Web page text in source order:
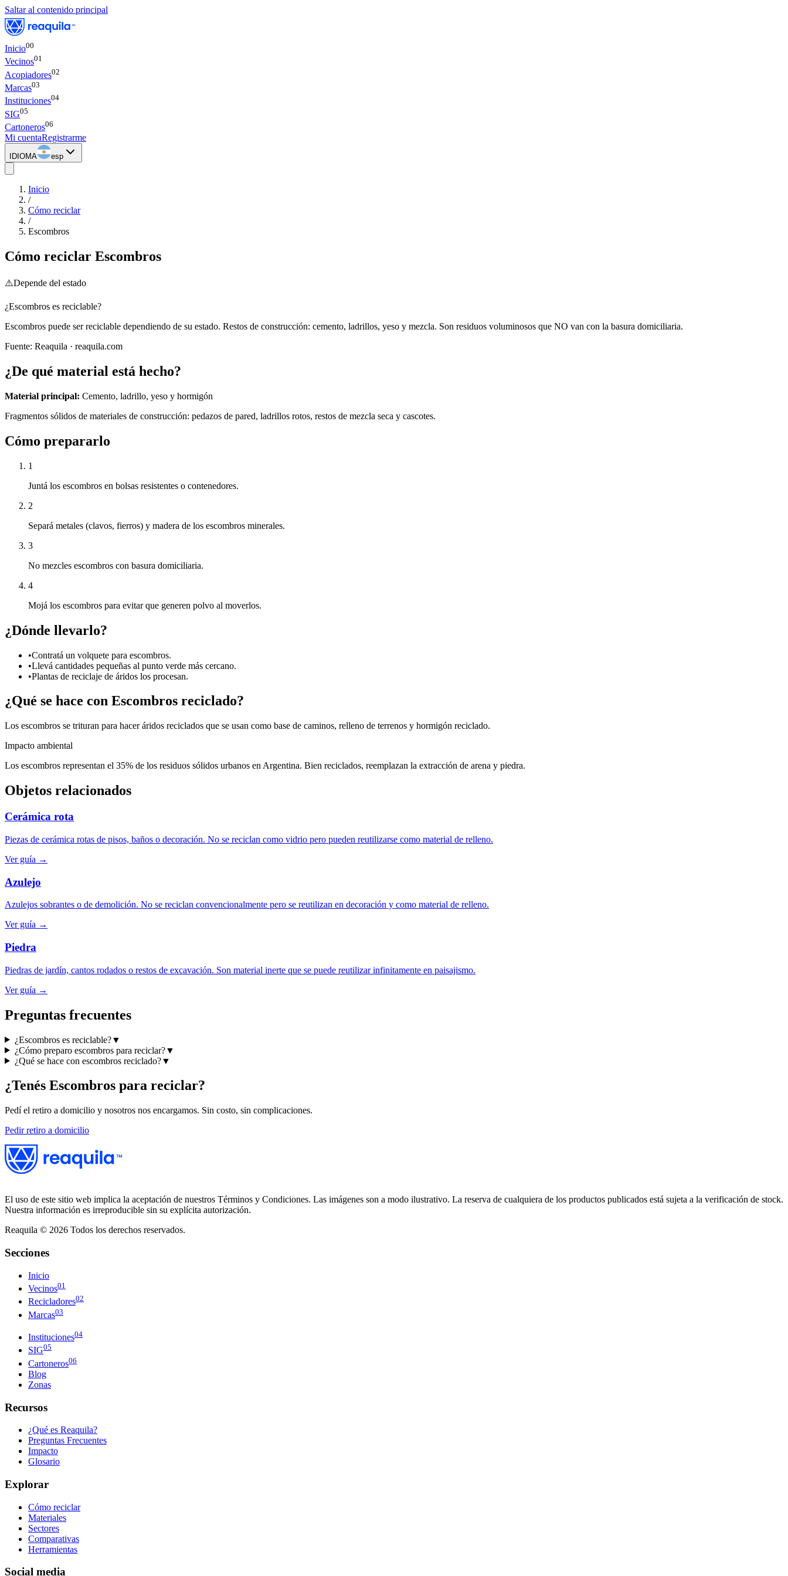
Saltar al contenido principal
Inicio00
Vecinos01
Acopiadores02
Marcas03
Instituciones04
SIG05
Cartoneros06
Mi cuentaRegistrarme
IDIOMA esp
Inicio
/
Cómo reciclar
/
Escombros
Cómo reciclar Escombros
⚠️Depende del estado
¿Escombros es reciclable?
Escombros puede ser reciclable dependiendo de su estado. Restos de construcción: cemento, ladrillos, yeso y mezcla. Son residuos voluminosos que NO van con la basura domiciliaria.
Fuente: Reaquila · reaquila.com
¿De qué material está hecho?
Material principal: Cemento, ladrillo, yeso y hormigón
Fragmentos sólidos de materiales de construcción: pedazos de pared, ladrillos rotos, restos de mezcla seca y cascotes.
Cómo prepararlo
1
Juntá los escombros en bolsas resistentes o contenedores.
2
Separá metales (clavos, fierros) y madera de los escombros minerales.
3
No mezcles escombros con basura domiciliaria.
4
Mojá los escombros para evitar que generen polvo al moverlos.
¿Dónde llevarlo?
•Contratá un volquete para escombros.
•Llevá cantidades pequeñas al punto verde más cercano.
•Plantas de reciclaje de áridos los procesan.
¿Qué se hace con Escombros reciclado?
Los escombros se trituran para hacer áridos reciclados que se usan como base de caminos, relleno de terrenos y hormigón reciclado.
Impacto ambiental
Los escombros representan el 35% de los residuos sólidos urbanos en Argentina. Bien reciclados, reemplazan la extracción de arena y piedra.
Objetos relacionados
Cerámica rota
Piezas de cerámica rotas de pisos, baños o decoración. No se reciclan como vidrio pero pueden reutilizarse como material de relleno.
Ver guía →
Azulejo
Azulejos sobrantes o de demolición. No se reciclan convencionalmente pero se reutilizan en decoración y como material de relleno.
Ver guía →
Piedra
Piedras de jardín, cantos rodados o restos de excavación. Son material inerte que se puede reutilizar infinitamente en paisajismo.
Ver guía →
Preguntas frecuentes
¿Escombros es reciclable?▼
¿Cómo preparo escombros para reciclar?▼
¿Qué se hace con escombros reciclado?▼
¿Tenés Escombros para reciclar?
Pedí el retiro a domicilio y nosotros nos encargamos. Sin costo, sin complicaciones.
Pedir retiro a domicilio
El uso de este sitio web implica la aceptación de nuestros Términos y Condiciones. Las imágenes son a modo ilustrativo. La reserva de cualquiera de los productos publicados está sujeta a la verificación de stock.
Nuestra información es irreproducible sin su explícita autorización.
Reaquila © 2026 Todos los derechos reservados.
Secciones
Inicio
Vecinos01
Recicladores02
Marcas03
Instituciones04
SIG05
Cartoneros06
Blog
Zonas
Recursos
¿Qué es Reaquila?
Preguntas Frecuentes
Impacto
Glosario
Explorar
Cómo reciclar
Materiales
Sectores
Comparativas
Herramientas
Social media